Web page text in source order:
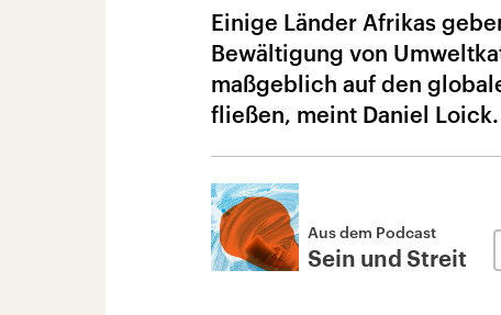
Einige Länder Afrikas
Bewältigung von
maßgeblich auf den
fließen, meint Daniel Loick.
Aus dem Podcast
Sein und Streit